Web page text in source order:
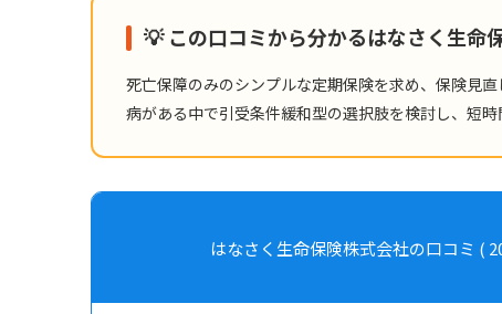
💡 この口コミから分かるはなさく生命
死亡保障のみのシンプルな定期保険を求め、保険見
病がある中で引受条件緩和型の選択肢を検討し、短
はなさく生命保険株式会社の口コミ (